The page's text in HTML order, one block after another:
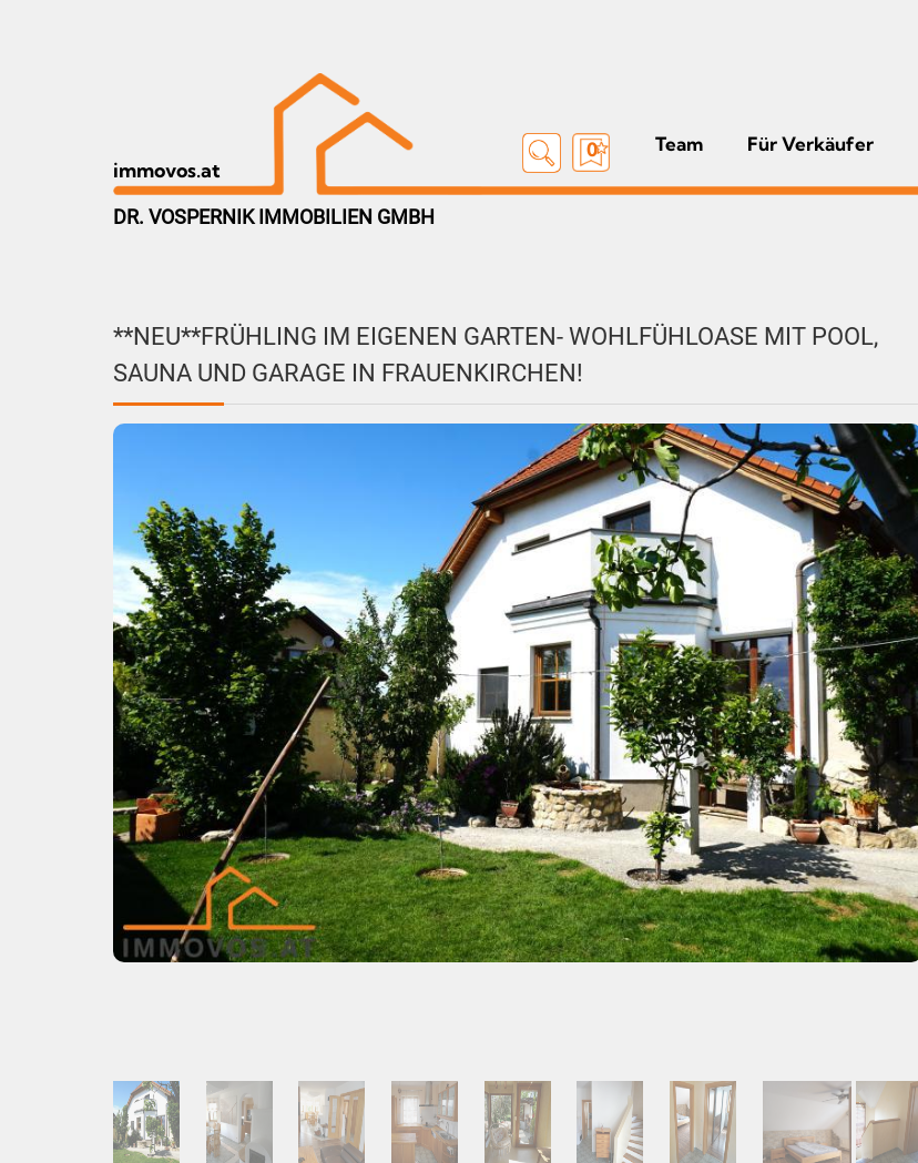
immovos.at
0 Team Für Verkäufer
DR. VOSPERNIK IMMOBILIEN GMBH
**NEU**FRÜHLING IM EIGENEN GARTEN- WOHLFÜHLOASE MIT POOL,
SAUNA UND GARAGE IN FRAUENKIRCHEN!